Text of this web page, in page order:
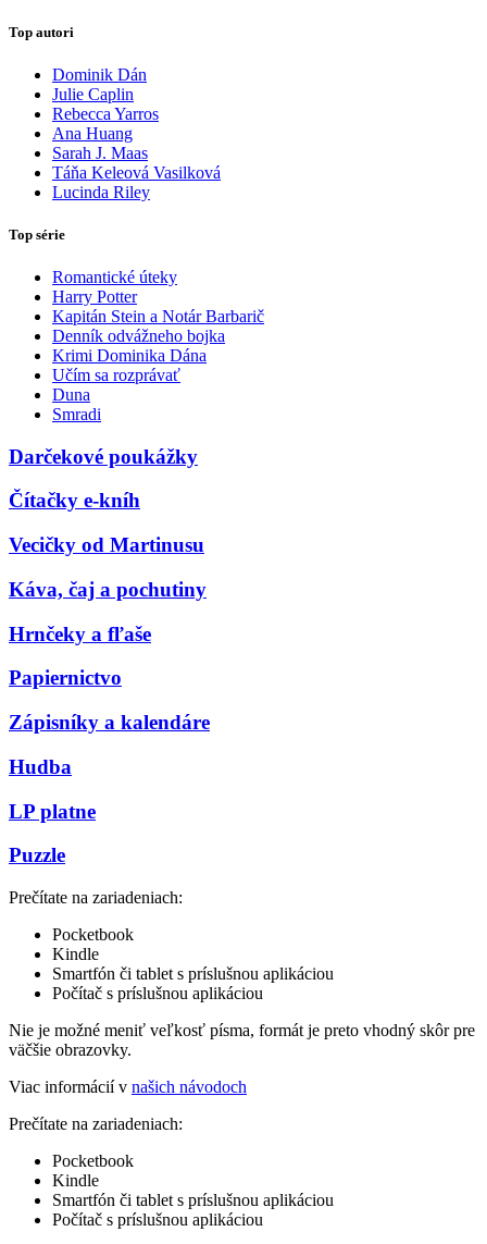
Top autori
Dominik Dán
Julie Caplin
Rebecca Yarros
Ana Huang
Sarah J. Maas
Táňa Keleová Vasilková
Lucinda Riley
Top série
Romantické úteky
Harry Potter
Kapitán Stein a Notár Barbarič
Denník odvážneho bojka
Krimi Dominika Dána
Učím sa rozprávať
Duna
Smradi
Darčekové poukážky
Čítačky e-kníh
Vecičky od Martinusu
Káva, čaj a pochutiny
Hrnčeky a fľaše
Papiernictvo
Zápisníky a kalendáre
Hudba
LP platne
Puzzle
Prečítate na zariadeniach:
Pocketbook
Kindle
Smartfón či tablet s príslušnou aplikáciou
Počítač s príslušnou aplikáciou
Nie je možné meniť veľkosť písma, formát je preto vhodný skôr pre
väčšie obrazovky.
Viac informácií v našich návodoch
Prečítate na zariadeniach:
Pocketbook
Kindle
Smartfón či tablet s príslušnou aplikáciou
Počítač s príslušnou aplikáciou